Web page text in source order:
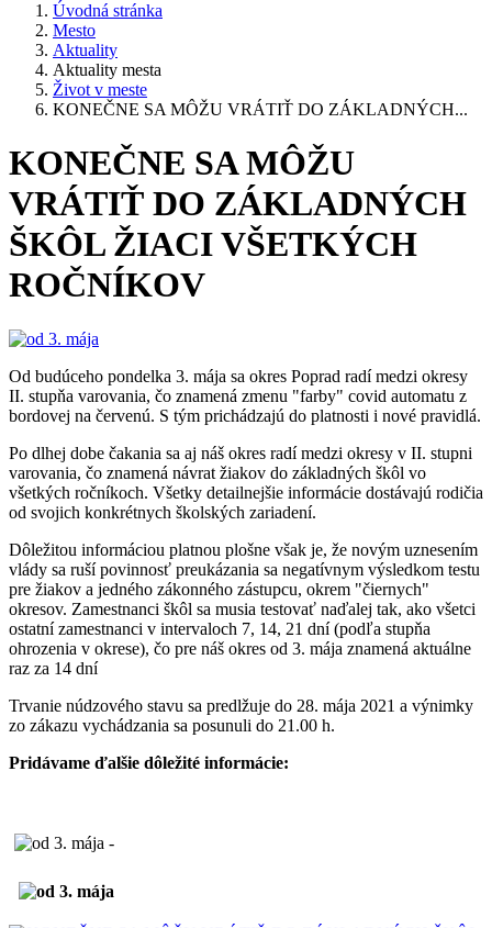
Úvodná stránka
Mesto
Aktuality
Aktuality mesta
Život v meste
KONEČNE SA MÔŽU VRÁTIŤ DO ZÁKLADNÝCH...
KONEČNE SA MÔŽU
VRÁTIŤ DO ZÁKLADNÝCH
ŠKÔL ŽIACI VŠETKÝCH
ROČNÍKOV
Od budúceho pondelka 3. mája sa okres Poprad radí medzi okresy
II. stupňa varovania, čo znamená zmenu "farby" covid automatu z
bordovej na červenú. S tým prichádzajú do platnosti i nové pravidlá.
Po dlhej dobe čakania sa aj náš okres radí medzi okresy v II. stupni
varovania, čo znamená návrat žiakov do základných škôl vo
všetkých ročníkoch. Všetky detailnejšie informácie dostávajú rodičia
od svojich konkrétnych školských zariadení.
Dôležitou informáciou platnou plošne však je, že novým uznesením
vlády sa ruší povinnosť preukázania sa negatívnym výsledkom testu
pre žiakov a jedného zákonného zástupcu, okrem "čiernych"
okresov. Zamestnanci škôl sa musia testovať naďalej tak, ako všetci
ostatní zamestnanci v intervaloch 7, 14, 21 dní (podľa stupňa
ohrozenia v okrese), čo pre náš okres od 3. mája znamená aktuálne
raz za 14 dní
Trvanie núdzového stavu sa predlžuje do 28. mája 2021 a výnimky
zo zákazu vychádzania sa posunuli do 21.00 h.
Pridávame ďalšie dôležité informácie: